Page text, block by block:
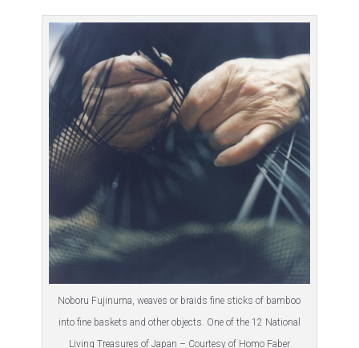
Noboru Fujinuma, weaves or braids fine sticks of bamboo
into fine baskets and other objects. One of the 12 National
Living Treasures of Japan – Courtesy of Homo Faber